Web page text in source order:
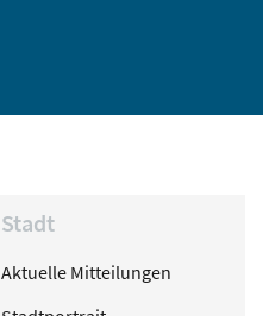
Stadt
Aktuelle Mitteilungen